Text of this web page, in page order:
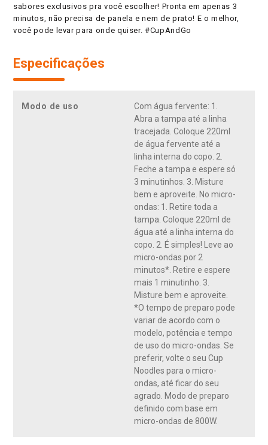
sabores exclusivos pra você escolher! Pronta em apenas 3
minutos, não precisa de panela e nem de prato! E o melhor,
você pode levar para onde quiser. #CupAndGo
Especificações
Modo de uso
Com água fervente: 1.
Abra a tampa até a linha
tracejada. Coloque 220ml
de água fervente até a
linha interna do copo. 2.
Feche a tampa e espere só
3 minutinhos. 3. Misture
bem e aproveite. No micro-
ondas: 1. Retire toda a
tampa. Coloque 220ml de
água até a linha interna do
copo. 2. É simples! Leve ao
micro-ondas por 2
minutos*. Retire e espere
mais 1 minutinho. 3.
Misture bem e aproveite.
*O tempo de preparo pode
variar de acordo com o
modelo, potência e tempo
de uso do micro-ondas. Se
preferir, volte o seu Cup
Noodles para o micro-
ondas, até ficar do seu
agrado. Modo de preparo
definido com base em
micro-ondas de 800W.